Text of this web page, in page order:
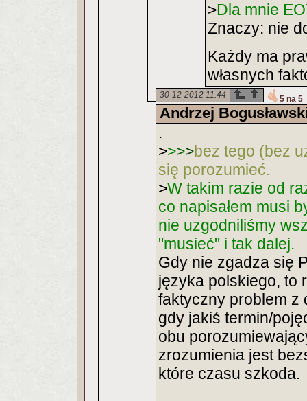
>Dla mnie
Znaczy: nie
Każdy ma
własnych
30-12-2012 11:44 5 na 5
Andrzej
.
>>>>bez tego (bez
się porozumieć.
>W takim razie od
co napisałem musi
nie uzgodniliśmy
"musieć" i tak dalej.
Gdy nie zgadza się
języka polskiego, to
faktyczny problem z
gdy jakiś termin/
obu
zrozumienia jest
które czasu szkoda.